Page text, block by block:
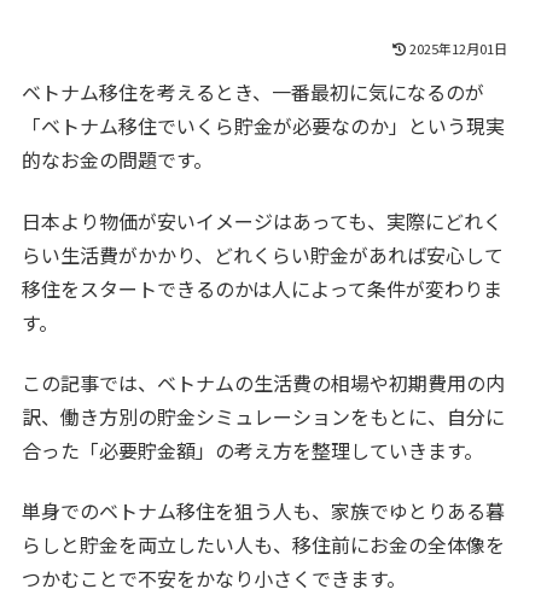
2025年12月01日
ベトナム移住を考えるとき、一番最初に気になるのが
「ベトナム移住でいくら貯金が必要なのか」という現実
的なお金の問題です。
日本より物価が安いイメージはあっても、実際にどれく
らい生活費がかかり、どれくらい貯金があれば安心して
移住をスタートできるのかは人によって条件が変わりま
す。
この記事では、ベトナムの生活費の相場や初期費用の内
訳、働き方別の貯金シミュレーションをもとに、自分に
合った「必要貯金額」の考え方を整理していきます。
単身でのベトナム移住を狙う人も、家族でゆとりある暮
らしと貯金を両立したい人も、移住前にお金の全体像を
つかむことで不安をかなり小さくできます。